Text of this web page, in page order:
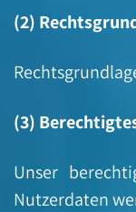
(2)
(3)
Unser
Nutzerdaten